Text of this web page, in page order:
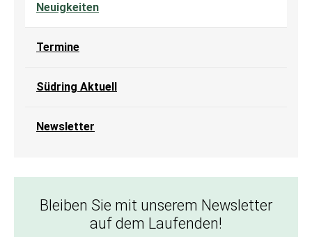
Neuigkeiten
Termine
Südring Aktuell
Newsletter
Bleiben Sie mit unserem Newsletter
auf dem Laufenden!